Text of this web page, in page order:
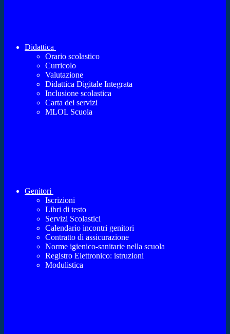
Didattica
Orario scolastico
Curricolo
Valutazione
Didattica Digitale Integrata
Inclusione scolastica
Carta dei servizi
MLOL Scuola
Genitori
Iscrizioni
Libri di testo
Servizi Scolastici
Calendario incontri genitori
Contratto di assicurazione
Norme igienico-sanitarie nella scuola
Registro Elettronico: istruzioni
Modulistica